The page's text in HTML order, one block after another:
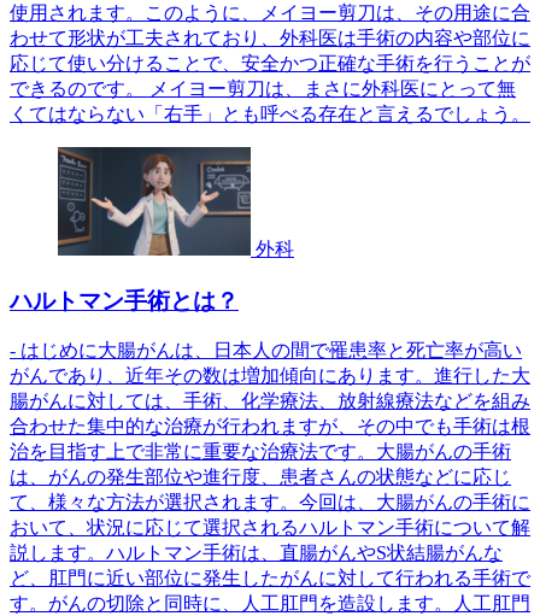
使用されます。このように、メイヨー剪刀は、その用途に合
わせて形状が工夫されており、外科医は手術の内容や部位に
応じて使い分けることで、安全かつ正確な手術を行うことが
できるのです。 メイヨー剪刀は、まさに外科医にとって無
くてはならない「右手」とも呼べる存在と言えるでしょう。
外科
ハルトマン手術とは？
- はじめに大腸がんは、日本人の間で罹患率と死亡率が高い
がんであり、近年その数は増加傾向にあります。進行した大
腸がんに対しては、手術、化学療法、放射線療法などを組み
合わせた集中的な治療が行われますが、その中でも手術は根
治を目指す上で非常に重要な治療法です。大腸がんの手術
は、がんの発生部位や進行度、患者さんの状態などに応じ
て、様々な方法が選択されます。今回は、大腸がんの手術に
おいて、状況に応じて選択されるハルトマン手術について解
説します。ハルトマン手術は、直腸がんやS状結腸がんな
ど、肛門に近い部位に発生したがんに対して行われる手術で
す。がんの切除と同時に、人工肛門を造設します。人工肛門